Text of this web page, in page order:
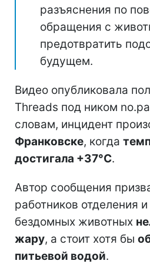
разъяснения по
обращения с
предотвратить
будущем.
Видео опубликовала
Threads под ником
словам, инцидент
Франковске, когда
достигала +37°C.
Автор сообщения
работников отделения
бездомных животных
жару, а стоит хотя бы
питьевой водой.